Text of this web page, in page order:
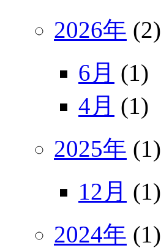
2026年 (2)
6月 (1)
4月 (1)
2025年 (1)
12月 (1)
2024年 (1)